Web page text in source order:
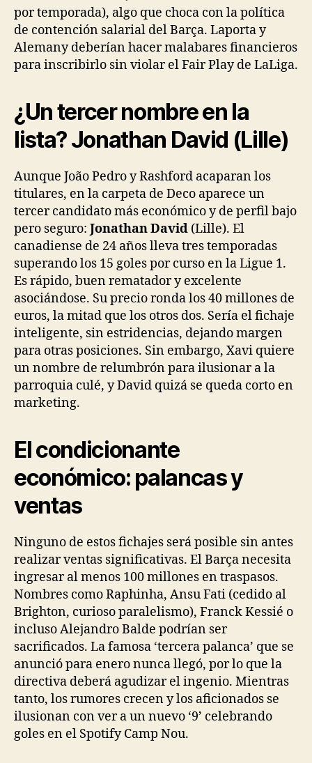
por temporada), algo que choca con la política
de contención salarial del Barça. Laporta y
Alemany deberían hacer malabares financieros
para inscribirlo sin violar el Fair Play de LaLiga.
¿Un tercer nombre en la
lista? Jonathan David (Lille)
Aunque João Pedro y Rashford acaparan los
titulares, en la carpeta de Deco aparece un
tercer candidato más económico y de perfil bajo
pero seguro: Jonathan David (Lille). El
canadiense de 24 años lleva tres temporadas
superando los 15 goles por curso en la Ligue 1.
Es rápido, buen rematador y excelente
asociándose. Su precio ronda los 40 millones de
euros, la mitad que los otros dos. Sería el fichaje
inteligente, sin estridencias, dejando margen
para otras posiciones. Sin embargo, Xavi quiere
un nombre de relumbrón para ilusionar a la
parroquia culé, y David quizá se queda corto en
marketing.
El condicionante
económico: palancas y
ventas
Ninguno de estos fichajes será posible sin antes
realizar ventas significativas. El Barça necesita
ingresar al menos 100 millones en traspasos.
Nombres como Raphinha, Ansu Fati (cedido al
Brighton, curioso paralelismo), Franck Kessié o
incluso Alejandro Balde podrían ser
sacrificados. La famosa ‘tercera palanca’ que se
anunció para enero nunca llegó, por lo que la
directiva deberá agudizar el ingenio. Mientras
tanto, los rumores crecen y los aficionados se
ilusionan con ver a un nuevo ‘9’ celebrando
goles en el Spotify Camp Nou.